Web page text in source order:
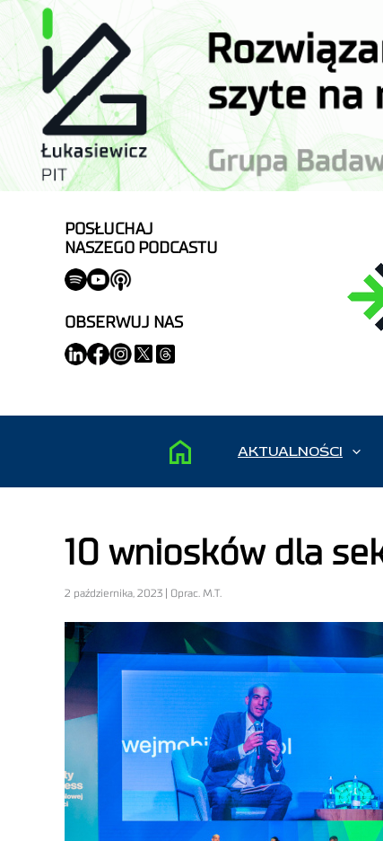
POSŁUCHAJ
NASZEGO PODCASTU
OBSERWUJ NAS
AKTUALNOŚCI
10 wniosków dla
2 października, 2023 | Oprac. M.T.